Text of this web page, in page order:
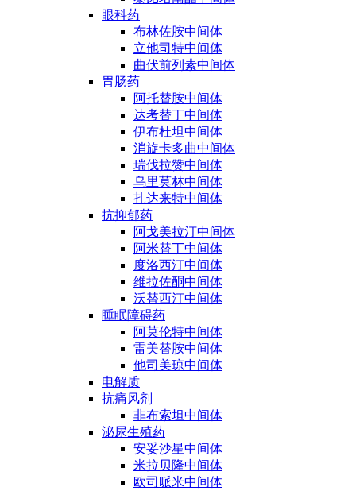
眼科药
布林佐胺中间体
立他司特中间体
曲伏前列素中间体
胃肠药
阿托替胺中间体
达考替丁中间体
伊布杜坦中间体
消旋卡多曲中间体
瑞伐拉赞中间体
乌里莫林中间体
扎达来特中间体
抗抑郁药
阿戈美拉汀中间体
阿米替丁中间体
度洛西汀中间体
维拉佐酮中间体
沃替西汀中间体
睡眠障碍药
阿莫伦特中间体
雷美替胺中间体
他司美琼中间体
电解质
抗痛风剂
非布索坦中间体
泌尿生殖药
安妥沙星中间体
米拉贝隆中间体
欧司哌米中间体